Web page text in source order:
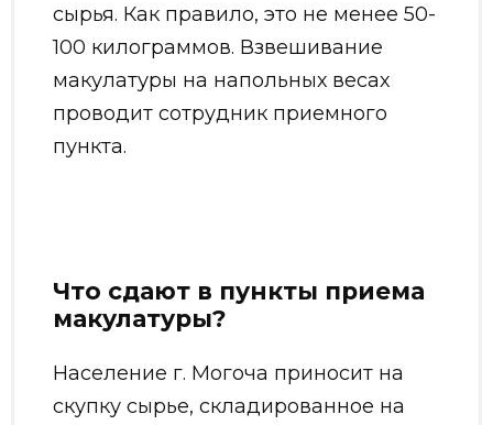
сырья. Как правило, это не менее 50-
100 килограммов. Взвешивание
макулатуры на напольных весах
проводит сотрудник приемного
пункта.
Что сдают в пункты приема
макулатуры?
Население г. Могоча приносит на
скупку сырье, складированное на